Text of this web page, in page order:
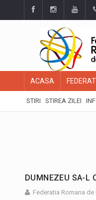
ACASA
STIRI STIREA ZILEI
DUMNEZEU SA-L
Federatia Romana de